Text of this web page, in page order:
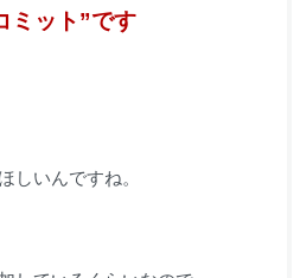
ミット”です
しいんですね。